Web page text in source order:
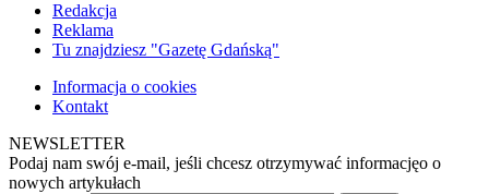
Redakcja
Reklama
Tu znajdziesz "Gazetę Gdańską"
Informacja o cookies
Kontakt
NEWSLETTER
Podaj nam swój e-mail, jeśli chcesz otrzymywać informacjęo o
nowych artykułach